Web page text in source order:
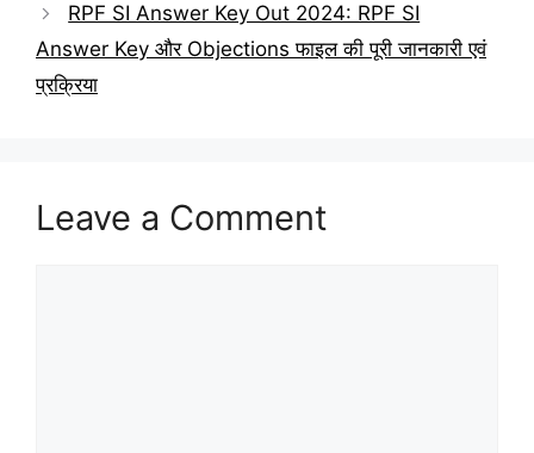
RPF SI Answer Key Out 2024: RPF SI
Answer Key और Objections फाइल की पूरी जानकारी एवं
प्रक्रिया
Leave a Comment